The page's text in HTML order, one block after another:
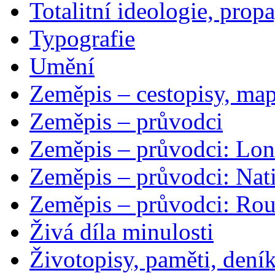
Totalitní ideologie,
Typografie
Umění
Zeměpis – cestopisy,
Zeměpis – průvodci
Zeměpis – průvodci:
Zeměpis – průvodci:
Zeměpis – průvodci:
Živá díla minulosti
Životopisy, paměti,